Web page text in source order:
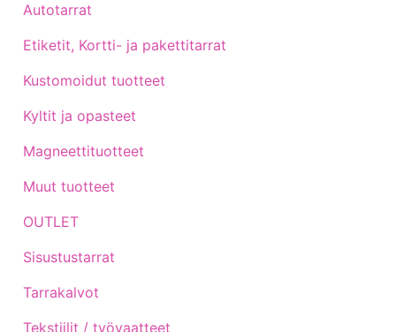
Autotarrat
Etiketit, Kortti- ja pakettitarrat
Kustomoidut tuotteet
Kyltit ja opasteet
Magneettituotteet
Muut tuotteet
OUTLET
Sisustustarrat
Tarrakalvot
Tekstiilit / työvaatteet